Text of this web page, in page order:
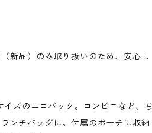
新品）のみ取り扱いのため、安心し
ズのエコバック。コンビニなど、ち
ンチバッグに。付属のポーチに収納